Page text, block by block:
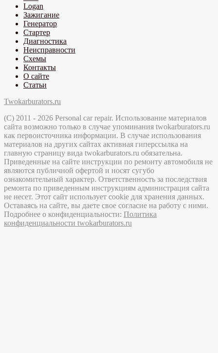
Logan
Зажигание
Генератор
Стартер
Диагностика
Неисправности
Схемы
Контакты
О сайте
Статьи
Twokarburators.ru
(C) 2011 - 2026 Personal car repair. Использование материалов
сайта возможно только в случае упоминания twokarburators.ru
как первоисточника информации. В случае использования
материалов на других сайтах активная гиперссылка на
главную страницу вида twokarburators.ru обязательна.
Приведенные на сайте инструкции по ремонту автомобиля не
являются публичной офертой и носят сугубо
ознакомительный характер. Ответственность за последствия
ремонта по приведенным инструкциям администрация сайта
не несет. Этот сайт использует cookie для хранения данных.
Оставаясь на сайте, вы даете свое согласие на работу с ними.
Подробнее о конфиденциальности: Политика
конфиденциальности twokarburators.ru